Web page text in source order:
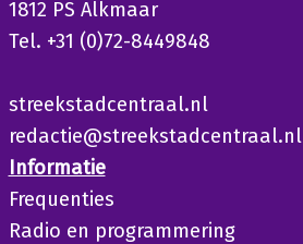
1812 PS Alkmaar
Tel. +31 (0)72-8449848
streekstadcentraal.nl
redactie@streekstadcentraal.nl
Informatie
Frequenties
Radio en programmering